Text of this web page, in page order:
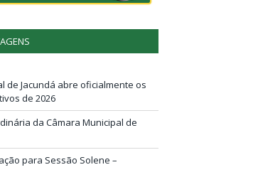
de Jacundá abre oficialmente os
de 2026
da Câmara Municipal de
para Sessão Solene –